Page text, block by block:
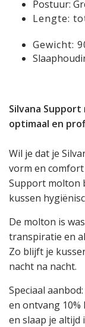
Postuur:
Lengte:
Gewicht:
Silvana
optimaal en
Wil je dat je
vorm en
Support molton
kussen
De molton is
transpiratie en
Zo blijft je
nacht na nacht.
Speciaal
en ontvang
en slaap je